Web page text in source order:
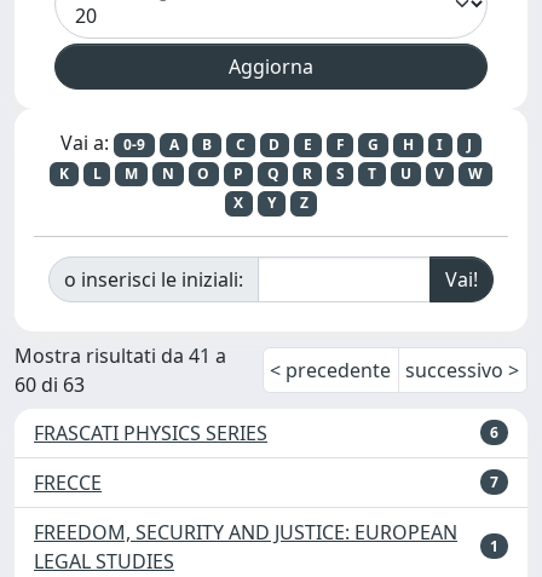
Vai a: 0-9 A B C D E F G H I
J
K
L M N O P Q R S T U V
W
X
Y Z
o inserisci le iniziali:
Mostra risultati da 41 a
60 di 63
< precedente successivo >
FRASCATI PHYSICS SERIES 6
FRECCE 7
FREEDOM, SECURITY AND JUSTICE: EUROPEAN
LEGAL STUDIES
1